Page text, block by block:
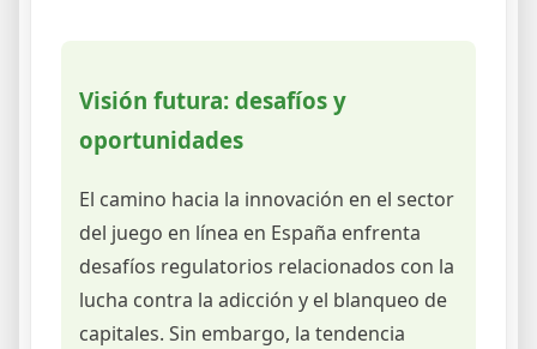
Visión futura: desafíos y
oportunidades
El camino hacia la innovación en el sector
del juego en línea en España enfrenta
desafíos regulatorios relacionados con la
lucha contra la adicción y el blanqueo de
capitales. Sin embargo, la tendencia